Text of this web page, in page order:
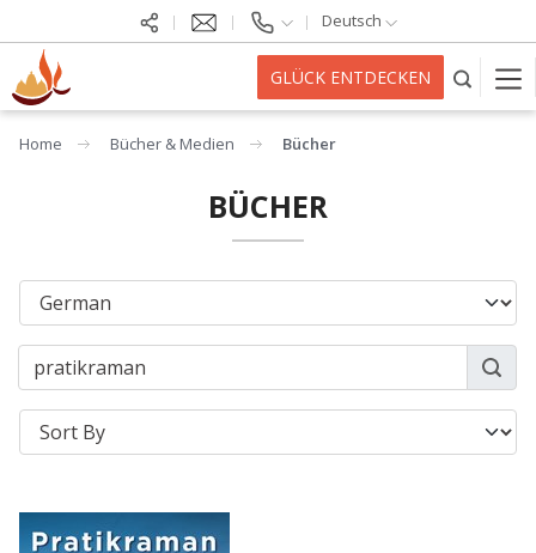
Deutsch
GLÜCK ENTDECKEN
Home Bücher & Medien Bücher
BÜCHER